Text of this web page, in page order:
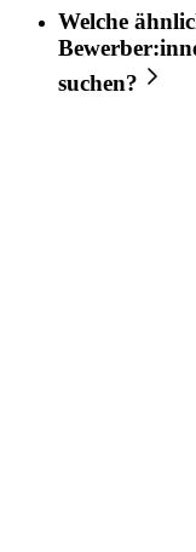
Welche
suchen?